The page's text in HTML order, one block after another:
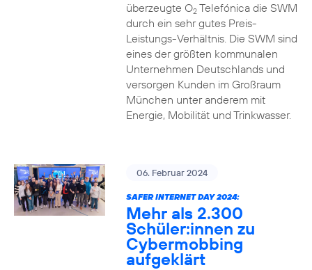
überzeugte O2Telefónica die SWM
durch ein sehr gutes Preis-
Leistungs-Verhältnis. Die SWM sind
eines der größten kommunalen
Unternehmen Deutschlands und
versorgen Kunden im Großraum
München unter anderem mit
Energie, Mobilität und Trinkwasser.
06. Februar 2024
SAFER INTERNET DAY 2024:
Mehr als 2.300
Schüler:innen zu
Cybermobbing
aufgeklärt